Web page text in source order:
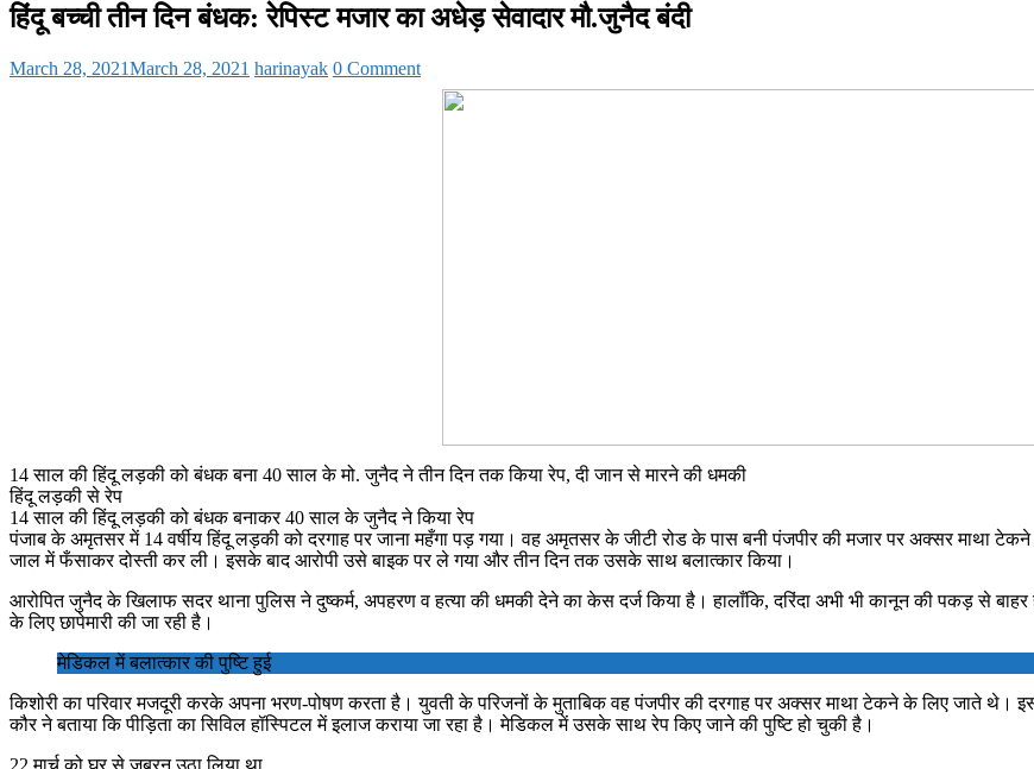
हिंदू बच्ची तीन दिन बंधक: रेपिस्ट मजार का अधेड़ सेवादार मौ.जुनैद बंदी
March 28, 2021March 28, 2021 harinayak 0 Comment
14 साल की हिंदू लड़की को बंधक बना 40 साल के मो. जुनैद ने तीन दिन तक किया रेप, दी जान से मारने की धमकी
हिंदू लड़की से रेप
14 साल की हिंदू लड़की को बंधक बनाकर 40 साल के जुनैद ने किया रेप
पंजाब के अमृतसर में 14 वर्षीय हिंदू लड़की को दरगाह पर जाना महँगा पड़ गया। वह अमृतसर के जीटी रोड के पास बनी पंजपीर की मजार पर अक्सर माथा
जाल में फँसाकर दोस्ती कर ली। इसके बाद आरोपी उसे बाइक पर ले गया और तीन दिन तक उसके साथ बलात्कार किया।
आरोपित जुनैद के खिलाफ सदर थाना पुलिस ने दुष्कर्म, अपहरण व हत्या की धमकी देने का केस दर्ज किया है। हालाँकि, दरिंदा अभी भी कानून की पकड़ से बाहर
के लिए छापेमारी की जा रही है।
मेडिकल में बलात्कार की पुष्टि हुई
किशोरी का परिवार मजदूरी करके अपना भरण-पोषण करता है। युवती के परिजनों के मुताबिक वह पंजपीर की दरगाह पर अक्सर माथा टेकने के लिए जाते
कौर ने बताया कि पीड़िता का सिविल हॉस्पिटल में इलाज कराया जा रहा है। मेडिकल में उसके साथ रेप किए जाने की पुष्टि हो चुकी है।
22 मार्च को घर से जबरन उठा लिया था